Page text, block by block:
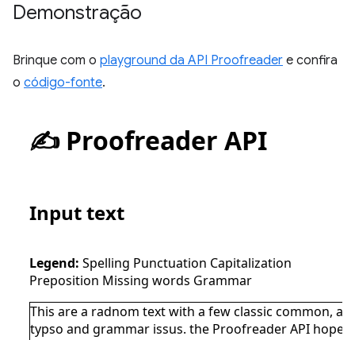
Demonstração
Brinque com o playground da API Proofreader e confira
o código-fonte.